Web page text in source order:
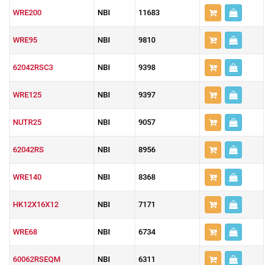
WRE200 NBI 11683
WRE95 NBI 9810
62042RSC3 NBI 9398
WRE125 NBI 9397
NUTR25 NBI 9057
62042RS NBI 8956
WRE140 NBI 8368
HK12X16X12 NBI 7171
WRE68 NBI 6734
60062RSEQM NBI 6311